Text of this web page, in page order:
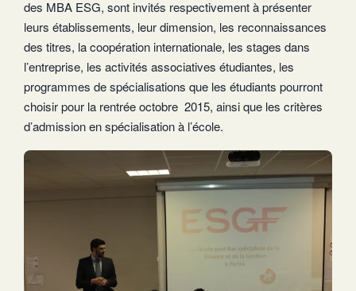
des MBA ESG, sont invités respectivement à présenter
leurs établissements, leur dimension, les reconnaissances
des titres, la coopération internationale, les stages dans
l’entreprise, les activités associatives étudiantes, les
programmes de spécialisations que les étudiants pourront
choisir pour la rentrée octobre 2015, ainsi que les critères
d’admission en spécialisation à l’école.